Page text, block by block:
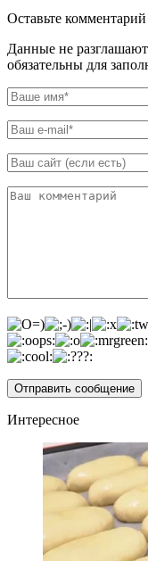
Оставьте комментарий
Данные не
обязательны для
Интересное